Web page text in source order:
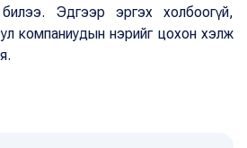
Эдгээр эргэх холбоогүй,
компаниудын нэрийг цохон хэлж